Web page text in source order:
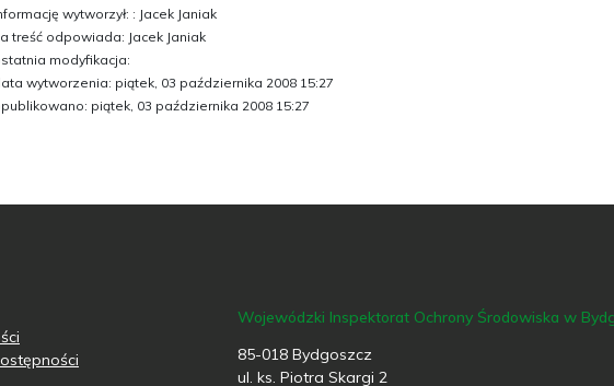
wytworzył: : Jacek Janiak
treść odpowiada: Jacek Janiak
modyfikacja:
wytworzenia: piątek, 03 października 2008 15:27
piątek, 03 października 2008 15:27
Wojewódzki Inspektorat Ochrony Środowiska w
85-018 Bydgoszcz
ul. ks. Piotra Skargi 2